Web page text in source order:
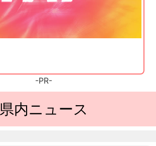
-PR-
県内ニュース